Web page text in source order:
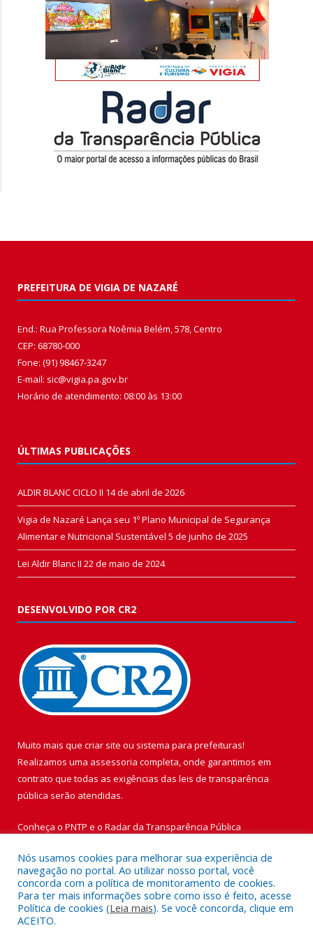
PREFEITURA DE VIGIA DE NAZARÉ
End.: Rua Professora Noêmia Belém, 578, Centro
CEP: 68780-000
Fone: (91) 98467-3247
E-mail: sic@vigia.pa.gov.br
Horário de atendimento: 08:00 às 13:00
ÚLTIMAS PUBLICAÇÕES
ALDIR BLANC CICLO II 14 de abril de 2026
Vigia de Nazaré Lança seu 1º Plano Municipal de Segurança
Alimentar e Nutricional Sustentável 5 de junho de 2025
Lei Aldir Blanc II 22 de maio de 2024
DESENVOLVIDO POR CR2
Muito mais que criar site ou sistema para prefeituras!
Realizamos uma assessoria completa, onde garantimos em
contrato que todas as exigências das leis de transparência
pública serão atendidas.
Conheça o PNTP e o Radar da Transparência Pública
Todos os direitos reservados a Prefeitura Municipal de Vigia de
Nazaré.
Nós usamos cookies para melhorar sua experiência de
navegação no portal. Ao utilizar nosso portal, você
concorda com a política de monitoramento de cookies.
Para ter mais informações sobre como isso é feito, acesse
Política de cookies (Leia mais). Se você concorda, clique em
ACEITO.